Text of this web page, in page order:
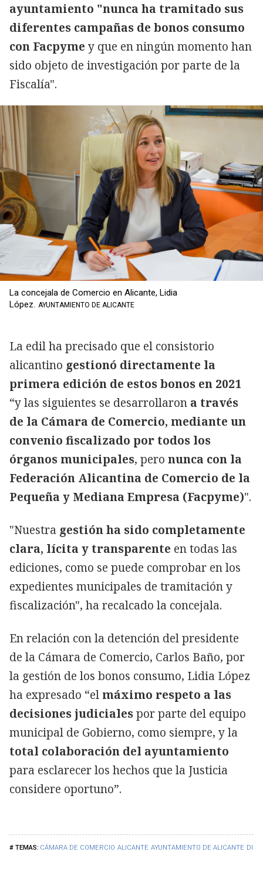
CÁMARA DE COMERCIO ALICANTE AYUNTAMIENTO DE ALICANTE
ayuntamiento "nunca ha tramitado sus
diferentes campañas de bonos consumo
con Facpyme y que en ningún momento han
sido objeto de investigación por parte de la
Fiscalía".
La concejala de Comercio en Alicante, Lidia
López. AYUNTAMIENTO DE ALICANTE
La edil ha precisado que el consistorio
alicantino gestionó directamente la
primera edición de estos bonos en 2021
“y las siguientes se desarrollaron a través
de la Cámara de Comercio, mediante un
convenio fiscalizado por todos los
órganos municipales, pero nunca con la
Federación Alicantina de Comercio de la
Pequeña y Mediana Empresa (Facpyme)".
"Nuestra gestión ha sido completamente
clara, lícita y transparente en todas las
ediciones, como se puede comprobar en los
expedientes municipales de tramitación y
fiscalización", ha recalcado la concejala.
En relación con la detención del presidente
de la Cámara de Comercio, Carlos Baño, por
la gestión de los bonos consumo, Lidia López
ha expresado “el máximo respeto a las
decisiones judicialespor parte del equipo
municipal de Gobierno, como siempre, y la
total colaboración del ayuntamiento
para esclarecer los hechos que la Justicia
considere oportuno”.